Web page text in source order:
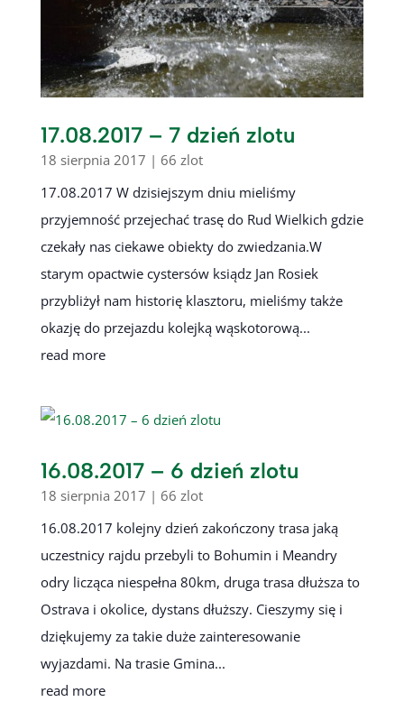
17.08.2017 – 7 dzień zlotu
18 sierpnia 2017 | 66 zlot
17.08.2017 W dzisiejszym dniu mieliśmy
przyjemność przejechać trasę do Rud Wielkich gdzie
czekały nas ciekawe obiekty do zwiedzania.W
starym opactwie cystersów ksiądz Jan Rosiek
przybliżył nam historię klasztoru, mieliśmy także
okazję do przejazdu kolejką wąskotorową...
read more
16.08.2017 – 6 dzień zlotu
18 sierpnia 2017 | 66 zlot
16.08.2017 kolejny dzień zakończony trasa jaką
uczestnicy rajdu przebyli to Bohumin i Meandry
odry licząca niespełna 80km, druga trasa dłuższa to
Ostrava i okolice, dystans dłuższy. Cieszymy się i
dziękujemy za takie duże zainteresowanie
wyjazdami. Na trasie Gmina...
read more